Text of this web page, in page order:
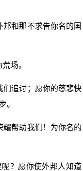
和那不求告你名的国
场。
们追讨；愿你的慈悲快
。
帮助我们！为你名的
？愿你使外邦人知道